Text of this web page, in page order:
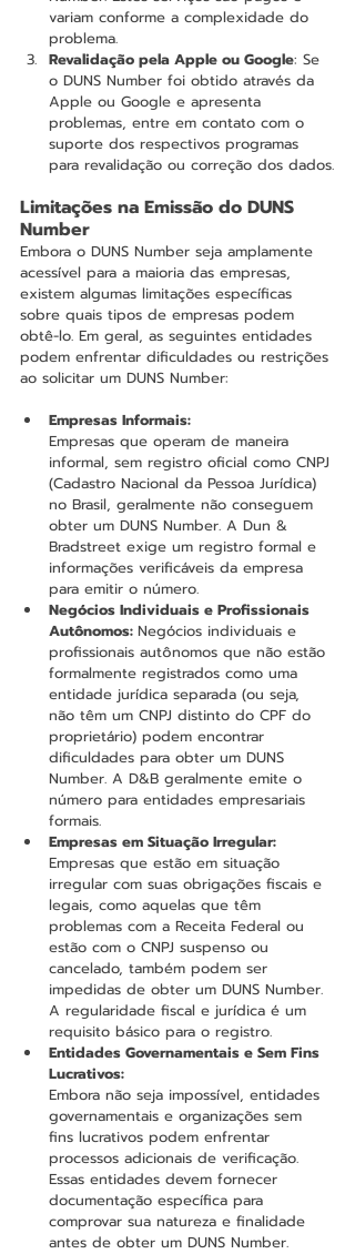
variam conforme a complexidade do
problema.
Revalidação pela Apple ou Google: Se
o DUNS Number foi obtido através da
Apple ou Google e apresenta
problemas, entre em contato com o
suporte dos respectivos programas
para revalidação ou correção dos dados.
Limitações na Emissão do DUNS
Number
Embora o DUNS Number seja amplamente
acessível para a maioria das empresas,
existem algumas limitações específicas
sobre quais tipos de empresas podem
obtê-lo. Em geral, as seguintes entidades
podem enfrentar dificuldades ou restrições
ao solicitar um DUNS Number:
Empresas Informais:
Empresas que operam de maneira
informal, sem registro oficial como CNPJ
(Cadastro Nacional da Pessoa Jurídica)
no Brasil, geralmente não conseguem
obter um DUNS Number. A Dun &
Bradstreet exige um registro formal e
informações verificáveis da empresa
para emitir o número.
Negócios Individuais e Profissionais
Autônomos: Negócios individuais e
profissionais autônomos que não estão
formalmente registrados como uma
entidade jurídica separada (ou seja,
não têm um CNPJ distinto do CPF do
proprietário) podem encontrar
dificuldades para obter um DUNS
Number. A D&B geralmente emite o
número para entidades empresariais
formais.
Empresas em Situação Irregular:
Empresas que estão em situação
irregular com suas obrigações fiscais e
legais, como aquelas que têm
problemas com a Receita Federal ou
estão com o CNPJ suspenso ou
cancelado, também podem ser
impedidas de obter um DUNS Number.
A regularidade fiscal e jurídica é um
requisito básico para o registro.
Entidades Governamentais e Sem Fins
Lucrativos:
Embora não seja impossível, entidades
governamentais e organizações sem
fins lucrativos podem enfrentar
processos adicionais de verificação.
Essas entidades devem fornecer
documentação específica para
comprovar sua natureza e finalidade
antes de obter um DUNS Number.